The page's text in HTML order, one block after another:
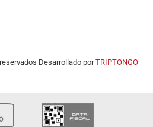
Desarrollado porTRIPTONGO